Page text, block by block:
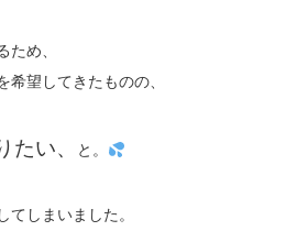
ため、
希望してきたものの、
たい、 と。
てしまいました。